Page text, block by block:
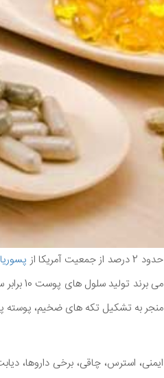
حدود 2 درصد از جمعیت آمریکا از
می
منجر به تشکیل تکه های ضخیم،
ایمنی، استرس، چاقی، برخی داروها،